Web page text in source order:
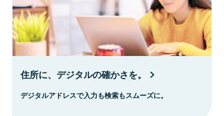
住所に、デジタルの確かさを。
デジタルアドレスで入力も検索もスムーズに。